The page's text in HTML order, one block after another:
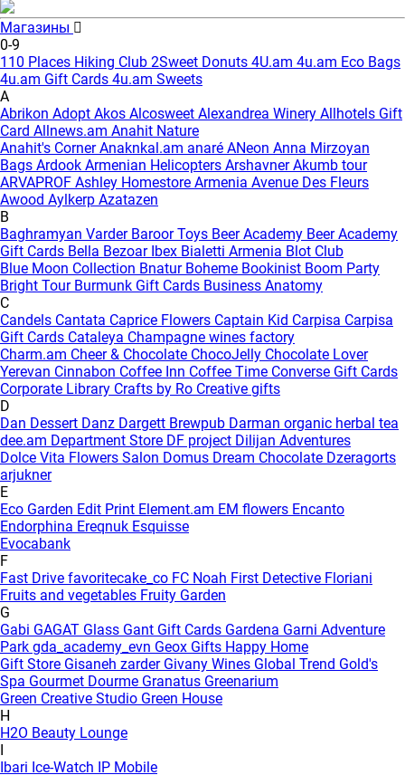
Магазины
0-9
110 Places Hiking Club 2Sweet Donuts 4U.am 4u.am Eco Bags
4u.am Gift Cards 4u.am Sweets
A
Abrikon Adopt Akos Alcosweet Alexandrea Winery Allhotels Gift
Card Allnews.am Anahit Nature
Anahit's CornerAnaknkal.am anaré ANeon Anna Mirzoyan
Bags Ardook Armenian Helicopters Arshavner Akumb tour
ARVAPROF Ashley Homestore Armenia Avenue Des Fleurs
Awood Aylkerp Azatazen
B
Baghramyan Varder Baroor Toys Beer Academy Beer Academy
Gift Cards Bella Bezoar Ibex Bialetti Armenia Blot Club
Blue Moon Collection Bnatur Boheme Bookinist Boom Party
Bright Tour Burmunk Gift Cards Business Anatomy
C
Candels Cantata Caprice Flowers Captain Kid Carpisa Carpisa
Gift Cards Cataleya Champagne wines factory
Charm.am Cheer & Chocolate ChocoJelly Chocolate Lover
Yerevan Cinnabon Coffee Inn Coffee Time Converse Gift Cards
Corporate Library Crafts by Ro Creative gifts
D
Dan Dessert Danz Dargett Brewpub Darman organic herbal tea
dee.am Department Store DF project Dilijan Adventures
Dolce Vita Flowers Salon Domus Dream Chocolate Dzeragorts
arjukner
E
Eco Garden Edit Print Element.am EM flowers Encanto
Endorphina Ereqnuk Esquisse
Evocabank
F
Fast Drive favoritecake_co FC Noah First Detective Floriani
Fruits and vegetables Fruity Garden
G
Gabi GAGAT Glass Gant Gift Cards Gardena Garni Adventure
Park gda_academy_evn Geox Gifts Happy Home
Gift Store Gisaneh zarder Givany Wines Global Trend Gold's
Spa Gourmet Dourme Granatus Greenarium
Green Creative Studio Green House
H
H2O Beauty Lounge
I
Ibari Ice-Watch IP Mobile